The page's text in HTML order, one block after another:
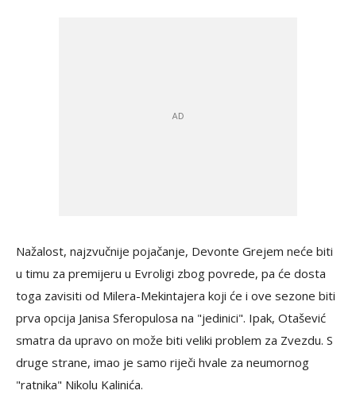
Nažalost, najzvučnije pojačanje, Devonte Grejem neće biti
u timu za premijeru u Evroligi zbog povrede, pa će dosta
toga zavisiti od Milera-Mekintajera koji će i ove sezone biti
prva opcija Janisa Sferopulosa na "jedinici". Ipak, Otašević
smatra da upravo on može biti veliki problem za Zvezdu. S
druge strane, imao je samo riječi hvale za neumornog
"ratnika" Nikolu Kalinića.